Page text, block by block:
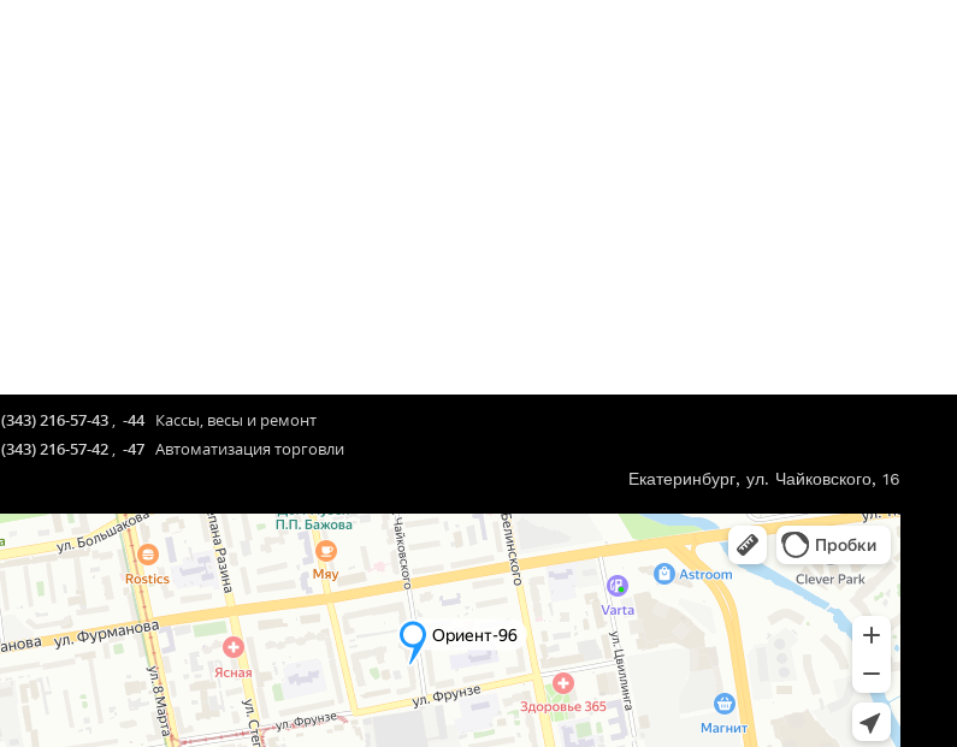
(343) 216-57-43 , -44 Кассы, весы и ремонт
(343) 216-57-42 , -47 Автоматизация торговли
Екатеринбург, ул. Чайковского, 16